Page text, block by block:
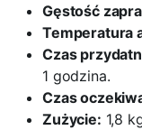
Gęstość
Temperatura
Czas
1 godzina.
Czas
Zużycie: 1,8